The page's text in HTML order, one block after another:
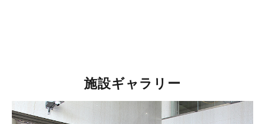
施設ギャラリー